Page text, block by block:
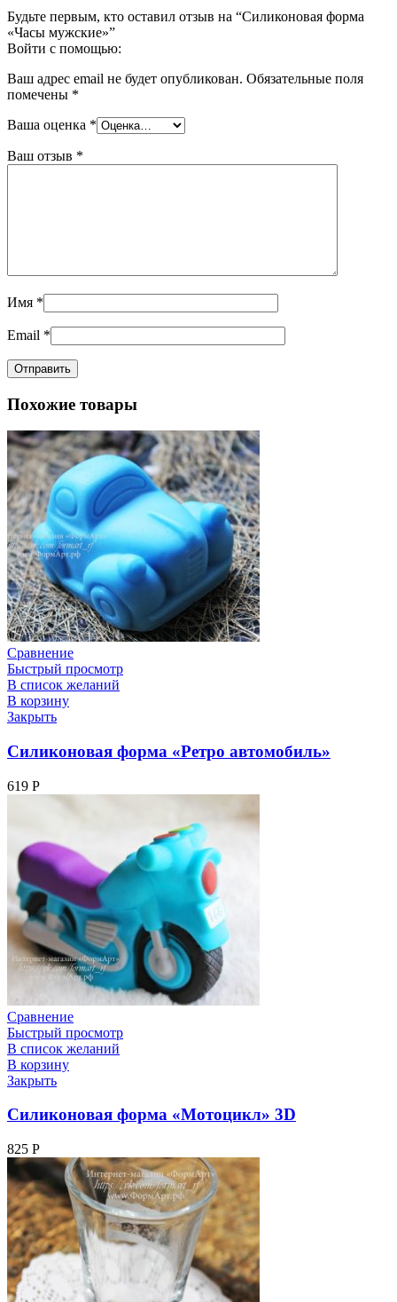
Будьте первым, кто оставил отзыв на “Силиконовая форма
«Часы мужские»”
Войти с помощью:
Ваш адрес email не будет опубликован. Обязательные поля
помечены *
Ваша оценка *
Ваш отзыв *
Имя *
Email *
Похожие товары
Сравнение
Быстрый просмотр
В список желаний
В корзину
Закрыть
Силиконовая форма «Ретро автомобиль»
619 Р
Сравнение
Быстрый просмотр
В список желаний
В корзину
Закрыть
Силиконовая форма «Мотоцикл» 3D
825 Р